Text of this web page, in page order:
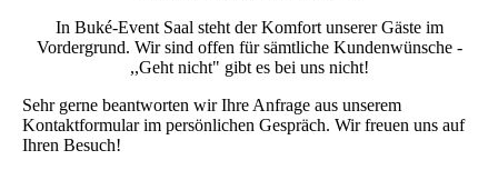
In Buké-Event Saal steht der Komfort unserer Gäste im
Vordergrund. Wir sind offen für sämtliche Kundenwünsche -
,,Geht nicht" gibt es bei uns nicht!
Sehr gerne beantworten wir Ihre Anfrage aus unserem
Kontaktformular im persönlichen Gespräch. Wir freuen uns auf
Ihren Besuch!